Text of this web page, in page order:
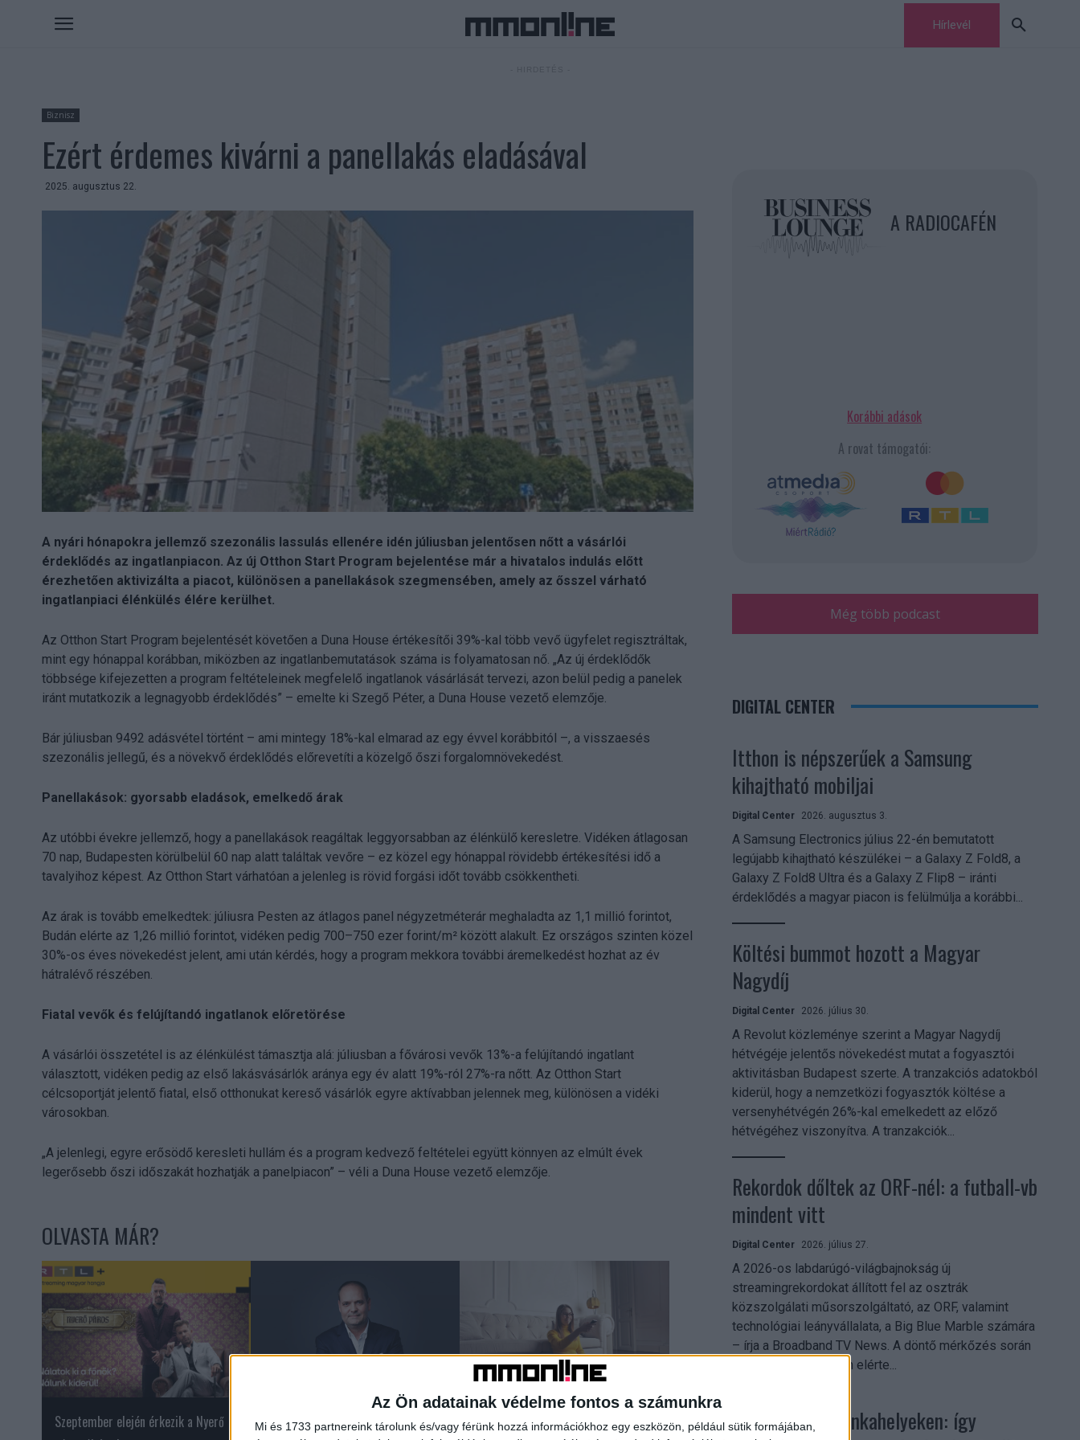
Az Ön adatainak védelme fontos a számunkra
Mi és 1733 partnereink tárolunk és/vagy férünk hozzá információkhoz egy eszközön, például sütik formájában,
Hírlevél
Biznisz
Ezért érdemes kivárni a panellakás eladásával
2025. augusztus 22.
A nyári hónapokra jellemző szezonális lassulás ellenére idén júliusban jelentősen nőtt a vásárlói
érdeklődés az ingatlanpiacon. Az új Otthon Start Program bejelentése már a hivatalos indulás előtt
érezhetően aktivizálta a piacot, különösen a panellakások szegmensében, amely az ősszel várható
ingatlanpiaci élénkülés élére kerülhet.
Az Otthon Start Program bejelentését követően a Duna House értékesítői 39%-kal több vevő ügyfelet regisztráltak,
mint egy hónappal korábban, miközben az ingatlanbemutatások száma is folyamatosan nő. „Az új érdeklődők
többsége kifejezetten a program feltételeinek megfelelő ingatlanok vásárlását tervezi, azon belül pedig a panelek
iránt mutatkozik a legnagyobb érdeklődés” – emelte ki Szegő Péter, a Duna House vezető elemzője.
Bár júliusban 9492 adásvétel történt – ami mintegy 18%-kal elmarad az egy évvel korábbitól –, a visszaesés
szezonális jellegű, és a növekvő érdeklődés előrevetíti a közelgő őszi forgalomnövekedést.
Panellakások: gyorsabb eladások, emelkedő árak
Az utóbbi évekre jellemző, hogy a panellakások reagáltak leggyorsabban az élénkülő keresletre. Vidéken átlagosan
70 nap, Budapesten körülbelül 60 nap alatt találtak vevőre – ez közel egy hónappal rövidebb értékesítési idő a
tavalyihoz képest. Az Otthon Start várhatóan a jelenleg is rövid forgási időt tovább csökkentheti.
Az árak is tovább emelkedtek: júliusra Pesten az átlagos panel négyzetméterár meghaladta az 1,1 millió forintot,
Budán elérte az 1,26 millió forintot, vidéken pedig 700–750 ezer forint/m² között alakult. Ez országos szinten közel
30%-os éves növekedést jelent, ami után kérdés, hogy a program mekkora további áremelkedést hozhat az év
hátralévő részében.
Fiatal vevők és felújítandó ingatlanok előretörése
A vásárlói összetétel is az élénkülést támasztja alá: júliusban a fővárosi vevők 13%-a felújítandó ingatlant
választott, vidéken pedig az első lakásvásárlók aránya egy év alatt 19%-ról 27%-ra nőtt. Az Otthon Start
célcsoportját jelentő fiatal, első otthonukat kereső vásárlók egyre aktívabban jelennek meg, különösen a vidéki
városokban.
„A jelenlegi, egyre erősödő keresleti hullám és a program kedvező feltételei együtt könnyen az elmúlt évek
legerősebb őszi időszakát hozhatják a panelpiacon” – véli a Duna House vezető elemzője.
OLVASTA MÁR?
Szeptember elején érkezik a Nyerő
Szeretnénk a márkát támogató
Minden estét megnyert a TV2
A RADIOCAFÉN
Korábbi adások
A rovat támogatói:
Még több podcast
DIGITAL CENTER
Itthon is népszerűek a Samsung
kihajtható mobiljai
Digital Center 2026. augusztus 3.
A Samsung Electronics július 22-én bemutatott
legújabb kihajtható készülékei – a Galaxy Z Fold8, a
Galaxy Z Fold8 Ultra és a Galaxy Z Flip8 – iránti
érdeklődés a magyar piacon is felülmúlja a korábbi...
Költési bummot hozott a Magyar
Nagydíj
Digital Center 2026. július 30.
A Revolut közleménye szerint a Magyar Nagydíj
hétvégéje jelentős növekedést mutat a fogyasztói
aktivitásban Budapest szerte. A tranzakciós adatokból
kiderül, hogy a nemzetközi fogyasztók költése a
versenyhétvégén 26%-kal emelkedett az előző
hétvégéhez viszonyítva. A tranzakciók...
Rekordok dőltek az ORF-nél: a futball-vb
mindent vitt
Digital Center 2026. július 27.
A 2026-os labdarúgó-világbajnokság új
streamingrekordokat állított fel az osztrák
közszolgálati műsorszolgáltató, az ORF, valamint
technológiai leányvállalata, a Big Blue Marble számára
– írja a Broadband TV News. A döntő mérkőzés során
az átlagos nézőszám elérte...
Shadow AI a munkahelyeken: így